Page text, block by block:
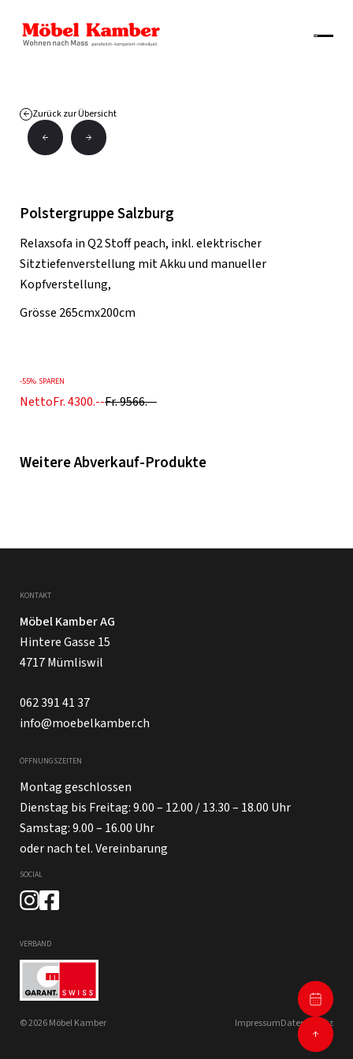
Zurück zur Übersicht
Polstergruppe Salzburg
Relaxsofa in Q2 Stoff peach, inkl. elektrischer
Sitztiefenverstellung mit Akku und manueller
Kopfverstellung,
Grösse 265cmx200cm
-55% SPAREN
NettoFr. 4300.--Fr. 9566.--
Weitere Abverkauf-Produkte
KONTAKT
Möbel Kamber AG
Hintere Gasse 15
4717 Mümliswil
062 391 41 37
info@moebelkamber.ch
ÖFFNUNGSZEITEN
Montag geschlossen
Dienstag bis Freitag: 9.00 – 12.00 / 13.30 – 18.00 Uhr
Samstag: 9.00 – 16.00 Uhr
oder nach tel. Vereinbarung
SOCIAL
VERBAND
© 2026 Möbel Kamber ImpressumDatenschutz